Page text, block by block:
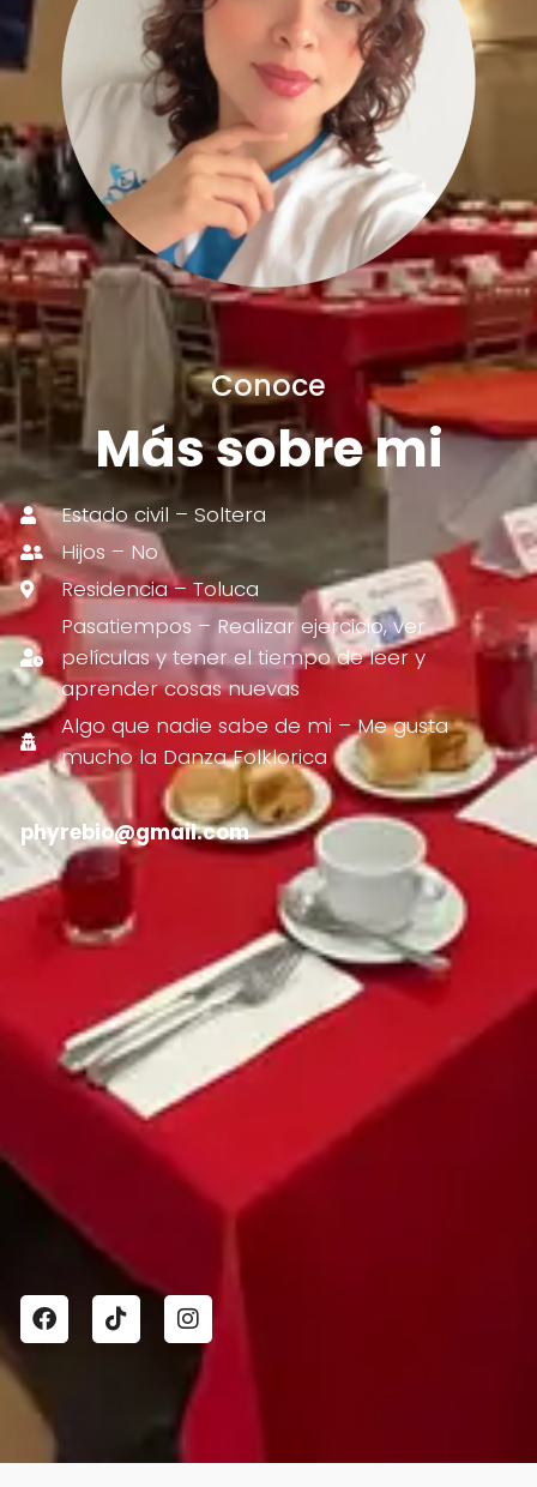
Conoce
Más sobre mi
Estado civil – Soltera
Hijos – No
Residencia – Toluca
Pasatiempos – Realizar ejercicio, ver
películas y tener el tiempo de leer y
aprender cosas nuevas
Algo que nadie sabe de mi – Me gusta
mucho la Danza Folklorica
phyrebio@gmail.com